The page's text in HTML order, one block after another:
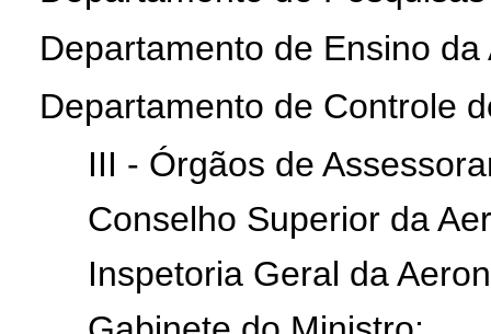
Departamento de Ensino
Departamento de Controle
III - Órgãos de
Conselho Superior da
Inspetoria Geral da